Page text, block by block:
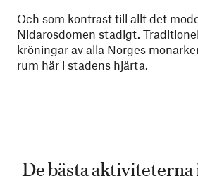
Och som kontrast till allt det
Nidarosdomen stadigt.
kröningar av alla Norges
rum här i stadens hjärta.
De bästa